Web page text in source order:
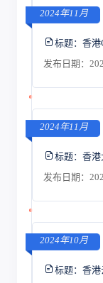
2024年11月
标题： 香港
发布日期：
2024年11月
标题： 香港
发布日期：
2024年10月
标题： 香港